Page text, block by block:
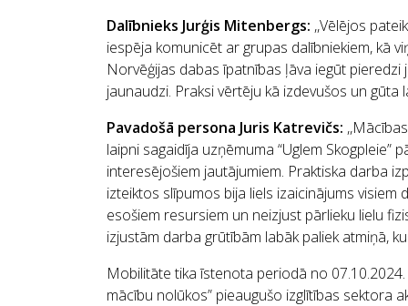
Dalībnieks Jurģis Mitenbergs: ,,Vēlējos
iespēja komunicēt ar grupas dalībniekiem, kā
Norvēģijas dabas īpatnības ļāva iegūt
jaunaudzi. Praksi vērtēju kā izdevušos un gūta
Pavadošā persona Juris Katrevičs:
laipni sagaidīja uzņēmuma “Uglem
interesējošiem jautājumiem. Praktiska darba
izteiktos slīpumos bija liels izaicinājums
esošiem resursiem un neizjust pārlieku lielu
izjustām darba grūtībām labāk paliek atmiņā,
Mobilitāte tika īstenota periodā no
mācību nolūkos” pieaugušo izglītības sektora